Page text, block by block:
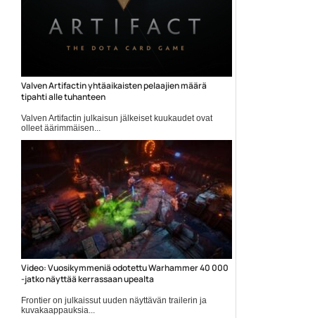
Valven Artifactin yhtäaikaisten pelaajien määrä
tipahti alle tuhanteen
Valven Artifactin julkaisun jälkeiset kuukaudet ovat
olleet äärimmäisen...
Artifact
Video: Vuosikymmeniä odotettu Warhammer 40 000
-jatko näyttää kerrassaan upealta
Frontier on julkaissut uuden näyttävän trailerin ja
kuvakaappauksia...